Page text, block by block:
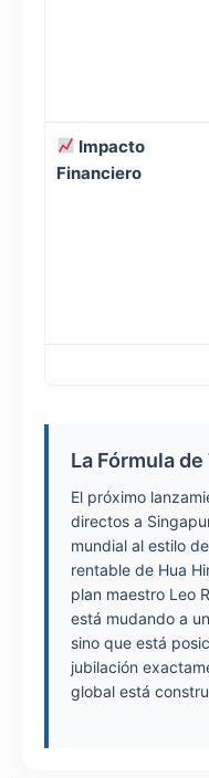
Impacto
Financiero
La Fórmula
El próximo
directos a
mundial al estilo
rentable de Hua
plan maestro Leo
está mudando a
sino que está
jubilación
global está